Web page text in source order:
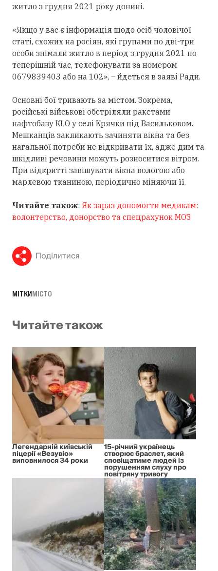
житло з грудня 2021 року донині.
«Якщо у вас є інформація щодо осіб чоловічої
статі, схожих на росіян, які групами по дві-три
особи знімали житло в період з грудня 2021 по
теперішній час, телефонувати за номером
0679839403 або на 102», – йдеться в заяві Ради.
Основні бої тривають за містом. Зокрема,
російські військові обстріляли ракетами
нафтобазу КLО у селі Крячки під Васильковом.
Мешканців закликають зачиняти вікна та без
нагальної потреби не відкривати їх, адже дим та
шкідливі речовини можуть розноситися вітром.
При відкритті завішувати вікна вологою або
марлевою тканиною, періодично міняючи її.
Читайте також: Як зараз допомогти медикам:
волонтерство, донорство та спецрахунок МОЗ
Поділитися
МІТКИМІСТО
Читайте також
Легендарній київській
піцерії «Везувіо»
виповнилося 34 роки
15-річний українець
створює браслет, який
сповіщатиме людей із
порушенням слуху про
повітряну тривогу